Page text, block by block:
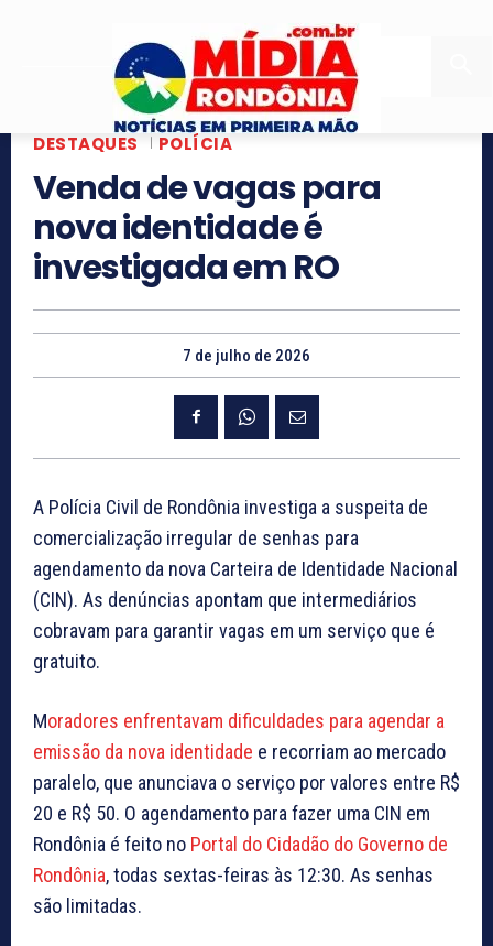
DESTAQUES POLÍCIA
Venda de vagas para
nova identidade é
investigada em RO
7 de julho de 2026
A Polícia Civil de Rondônia investiga a suspeita de
comercialização irregular de senhas para
agendamento da nova Carteira de Identidade Nacional
(CIN). As denúncias apontam que intermediários
cobravam para garantir vagas em um serviço que é
gratuito.
Moradores enfrentavam dificuldades para agendar a
emissão da nova identidade e recorriam ao mercado
paralelo, que anunciava o serviço por valores entre R$
20 e R$ 50. O agendamento para fazer uma CIN em
Rondônia é feito no Portal do Cidadão do Governo de
Rondônia, todas sextas-feiras às 12:30. As senhas
são limitadas.